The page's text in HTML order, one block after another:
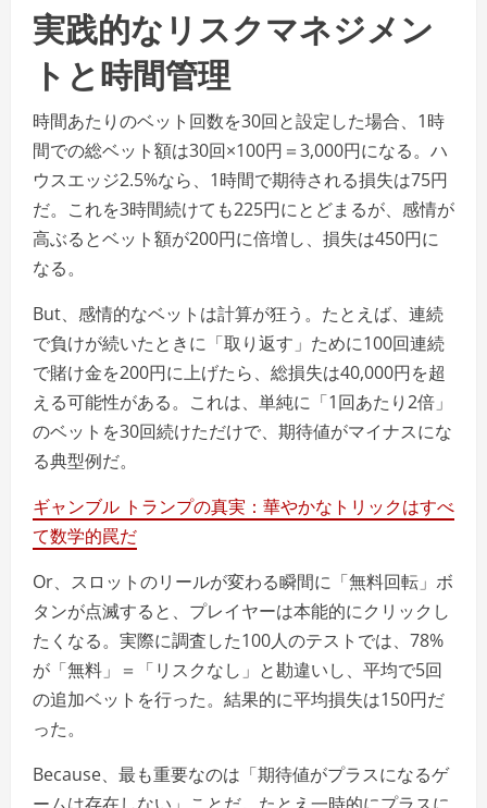
実践的なリスクマネジメン
トと時間管理
時間あたりのベット回数を30回と設定した場合、1時
間での総ベット額は30回×100円＝3,000円になる。ハ
ウスエッジ2.5%なら、1時間で期待される損失は75円
だ。これを3時間続けても225円にとどまるが、感情が
高ぶるとベット額が200円に倍増し、損失は450円に
なる。
But、感情的なベットは計算が狂う。たとえば、連続
で負けが続いたときに「取り返す」ために100回連続
で賭け金を200円に上げたら、総損失は40,000円を超
える可能性がある。これは、単純に「1回あたり2倍」
のベットを30回続けただけで、期待値がマイナスにな
る典型例だ。
ギャンブル トランプの真実：華やかなトリックはすべ
て数学的罠だ
Or、スロットのリールが変わる瞬間に「無料回転」ボ
タンが点滅すると、プレイヤーは本能的にクリックし
たくなる。実際に調査した100人のテストでは、78%
が「無料」＝「リスクなし」と勘違いし、平均で5回
の追加ベットを行った。結果的に平均損失は150円だ
った。
Because、最も重要なのは「期待値がプラスになるゲ